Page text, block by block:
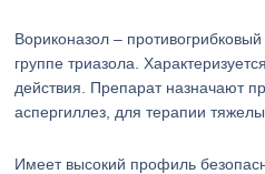
Вориконазол –
группе триазола.
действия. Препарат назначают
аспергиллез, для терапии
Имеет высокий профиль